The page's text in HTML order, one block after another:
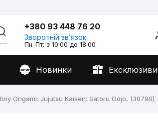
+380 93 448 76 20
Зворотній звʼязок
Пн-Пт: з 10:00 до 18:00
Новинки Ексклюзиви
Origami: Jujutsu Kaisen: Satoru Gojo, (30790)